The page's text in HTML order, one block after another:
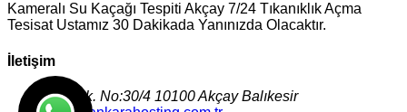
Kameralı Su Kaçağı Tespiti Akçay 7/24 Tıkanıklık Açma
Tesisat Ustamız 30 Dakikada Yanınızda Olacaktır.
İletişim
665. Sk. No:30/4 10100 Akçay Balıkesir